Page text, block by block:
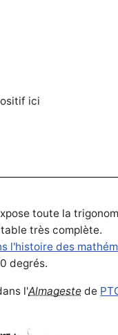
ici
toute la
très complète.
l'histoire des
degrés.
l'Almageste de